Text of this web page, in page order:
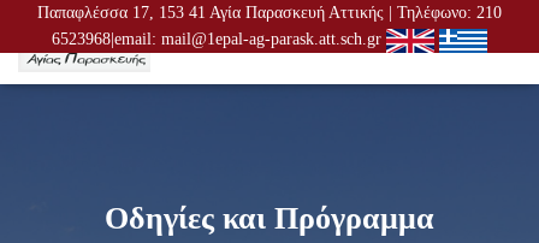
Παπαφλέσσα 17, 153 41 Αγία Παρασκευή Αττικής | Τηλέφωνο: 210
6523968|email: mail@1epal-ag-parask.att.sch.gr
Ν
Οδηγίες και Πρόγραμμα